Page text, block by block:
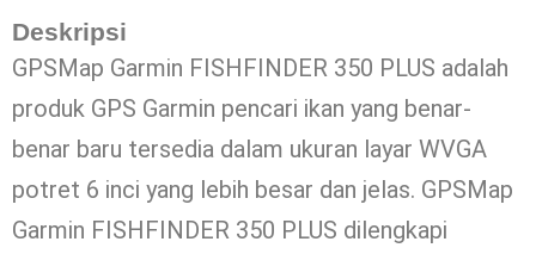
Deskripsi
GPSMap Garmin FISHFINDER 350 PLUS adalah
produk GPS Garmin pencari ikan yang benar-
benar baru tersedia dalam ukuran layar WVGA
potret 6 inci yang lebih besar dan jelas. GPSMap
Garmin FISHFINDER 350 PLUS dilengkapi